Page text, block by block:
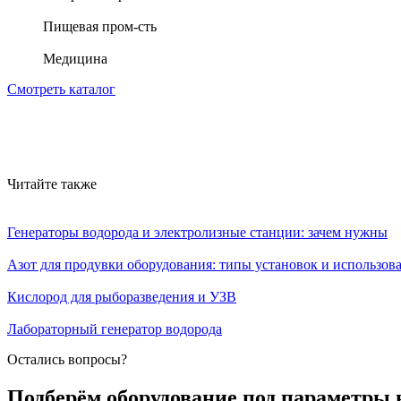
Пищевая пром-сть
Медицина
Смотреть каталог
Читайте также
Генераторы водорода и электролизные станции: зачем нужны
Азот для продувки оборудования: типы установок и
Кислород для рыборазведения и УЗВ
Лабораторный генератор водорода
Остались вопросы?